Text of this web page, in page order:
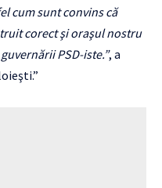
cum sunt convins că
corect şi oraşul nostru
PSD-iste.”, a